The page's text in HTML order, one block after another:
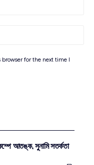
for the next time I
আতঙ্ক, সুনামি সতর্কতা